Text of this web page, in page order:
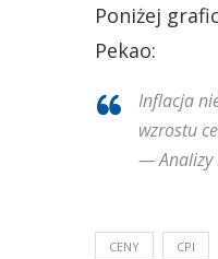
Poniżej
Pekao:
Inflacja
wzrostu
— Analizy
CENY CPI